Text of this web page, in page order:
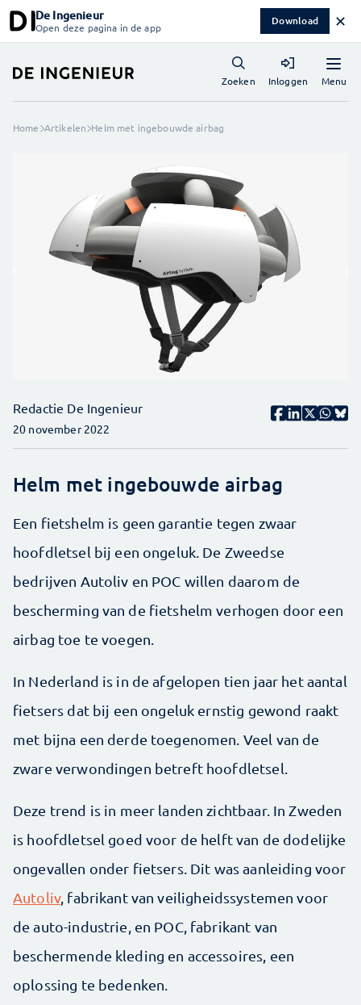
De Ingenieur
Open deze pagina in de app Download ✕
Menu
Zoeken Inloggen
Home Artikelen Helm met ingebouwde airbag
Redactie De Ingenieur
20 november 2022
Helm met ingebouwde airbag
Een fietshelm is geen garantie tegen zwaar
hoofdletsel bij een ongeluk. De Zweedse
bedrijven Autoliv en POC willen daarom de
bescherming van de fietshelm verhogen door een
airbag toe te voegen.
In Nederland is in de afgelopen tien jaar het aantal
fietsers dat bij een ongeluk ernstig gewond raakt
met bijna een derde toegenomen. Veel van de
zware verwondingen betreft hoofdletsel.
Deze trend is in meer landen zichtbaar. In Zweden
is hoofdletsel goed voor de helft van de dodelijke
ongevallen onder fietsers. Dit was aanleiding voor
Autoliv, fabrikant van veiligheidssystemen voor
de auto-industrie, en POC, fabrikant van
beschermende kleding en accessoires, een
oplossing te bedenken.